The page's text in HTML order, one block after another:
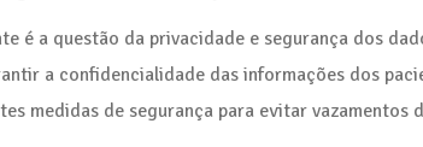
é a questão da privacidade e segurança dos
a confidencialidade das informações dos
medidas de segurança para evitar vazamentos